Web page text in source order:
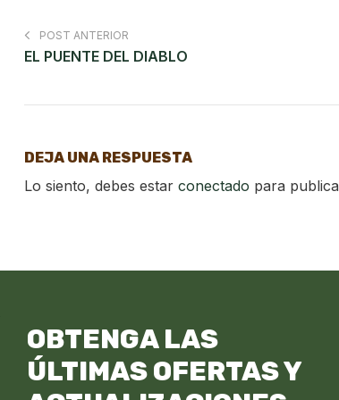
POST ANTERIOR
EL PUENTE DEL DIABLO
DEJA UNA RESPUESTA
Lo siento, debes estar conectado para
OBTENGA LAS
ÚLTIMAS OFERTAS Y